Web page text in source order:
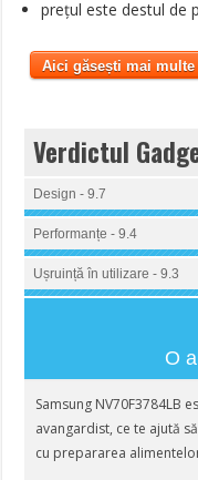
prețul este destul de
Aici găsești mai
Verdictul
Design - 9.7
Performanțe - 9.4
Ușruință în utilizare - 9.3
O
Samsung NV70F3784LB
avangardist, ce te ajută
cu prepararea